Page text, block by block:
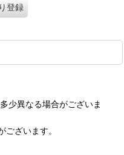
登録
少異なる場合がございま
ざいます。